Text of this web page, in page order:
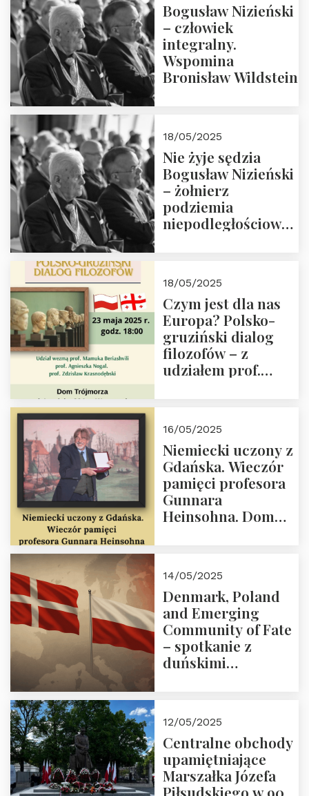
Bogusław Nizieński
– człowiek
integralny.
Wspomina
Bronisław Wildstein
18/05/2025
Nie żyje sędzia
Bogusław Nizieński
– żołnierz
podziemia
niepodległościowego
społeczny, członek
Kapituły Nagrody
im. Prezydenta
Lecha
Kaczyńskiego.
Wielki autorytet.
18/05/2025
Czym jest dla nas
Europa? Polsko-
gruziński dialog
filozofów – z
udziałem prof.
Dom Trójmorza 23
maja 2025 r. godz.
18:00.
16/05/2025
Niemiecki uczony z
Gdańska. Wieczór
pamięci profesora
Gunnara
Heinsohna. Dom
14/05/2025
Denmark, Poland
and Emerging
Community of Fate
– spotkanie z
duńskimi
12/05/2025
Centralne obchody
upamiętniające
Marszałka Józefa
Piłsudskiego w 90.